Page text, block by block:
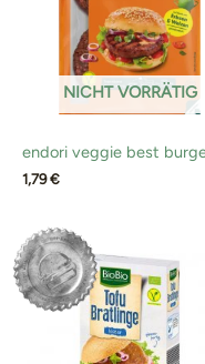
NICHT VORRÄTIG
endori veggie best
1,79€